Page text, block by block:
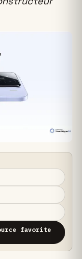
favorite